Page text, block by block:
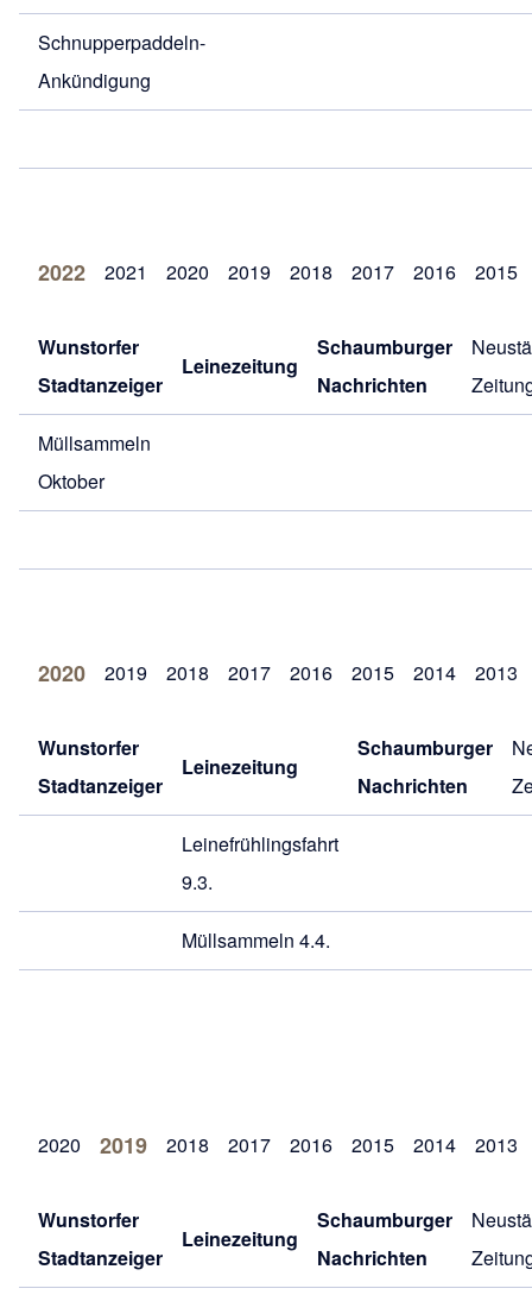
Schnupperpaddeln-
Ankündigung
2022 2021 2020 2019 2018 2017 2016 2015
Wunstorfer
Stadtanzeiger
Leinezeitung
Schaumburger
Nachrichten
Müllsammeln
Oktober
2020 2019 2018 2017 2016 2015 2014 2013
Wunstorfer
Stadtanzeiger
Leinezeitung
Schaumburger
Nachrichten
Leinefrühlingsfahrt
9.3.
Müllsammeln 4.4.
2020 2019 2018 2017 2016 2015 2014 2013
Wunstorfer
Stadtanzeiger
Leinezeitung
Schaumburger
Nachrichten